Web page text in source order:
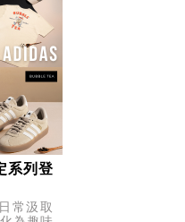
系列登
常汲取